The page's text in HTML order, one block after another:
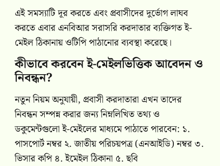
এই সমস্যাটি দূর করতে এবং প্রবাসীদের দুর্ভোগ লাঘব
করতে এবার এনবিআর সরাসরি করদাতার ব্যক্তিগত ই-
মেইল ঠিকানায় ওটিপি পাঠানোর ব্যবস্থা করেছে।
কীভাবে করবেন ই-মেইলভিত্তিক আবেদন ও
নিবন্ধন?
নতুন নিয়ম অনুযায়ী, প্রবাসী করদাতারা এখন তাদের
নিবন্ধন সম্পন্ন করার জন্য নিম্নলিখিত তথ্য ও
ডকুমেন্টগুলো ই-মেইলের মাধ্যমে পাঠাতে পারবেন: ১.
পাসপোর্ট নম্বর ২. জাতীয় পরিচয়পত্র (এনআইডি) নম্বর ৩.
ভিসার কপি ৪. ইমেইল ঠিকানা ৫. ছবি